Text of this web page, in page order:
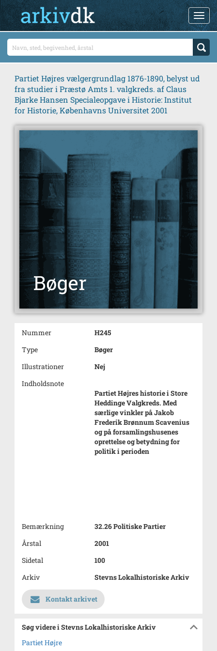
Partiet Højres vælgergrundlag 1876-1890, belyst ud
fra studier i Præstø Amts 1. valgkreds. af Claus
Bjarke Hansen Specialeopgave i Historie: Institut
for Historie, Københavns Universitet 2001
Nummer
H245
Type
Bøger
Illustrationer
Nej
Indholdsnote
Partiet Højres historie i Store
Heddinge Valgkreds. Med
særlige vinkler på Jakob
Frederik Brønnum Scavenius
og på forsamlingshusenes
oprettelse og betydning for
politik i perioden
Bemærkning
32.26 Politiske Partier
Årstal
2001
Sidetal
100
Arkiv
Stevns Lokalhistoriske Arkiv
Kontakt arkivet
Søg videre i Stevns Lokalhistoriske Arkiv
Partiet Højre